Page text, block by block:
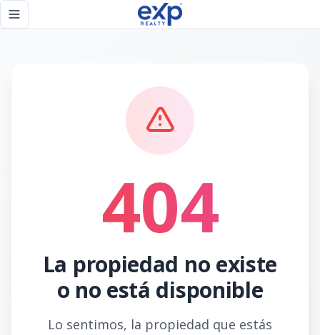
Toggle navigation menu
404
La propiedad no existe
o no está disponible
Lo sentimos, la propiedad que estás
Página no encontrada - eXp Realty República Dominicana